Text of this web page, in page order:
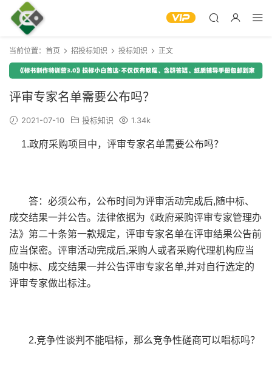
当前位置： 首页 招投标知识 投标知识 正文
评审专家名单需要公布吗？
2021-07-10 投标知识 1.34k
1.政府采购项目中，评审专家名单需要公布吗？
答：必须公布，公布时间为评审活动完成后,随中标、
成交结果一并公告。法律依据为《政府采购评审专家管理办
法》第二十条第一款规定，评审专家名单在评审结果公告前
应当保密。评审活动完成后,采购人或者采购代理机构应当
随中标、成交结果一并公告评审专家名单,并对自行选定的
评审专家做出标注。
2.竞争性谈判不能唱标，那么竞争性磋商可以唱标吗？